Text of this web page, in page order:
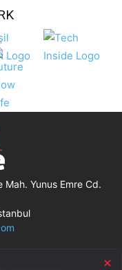
Mah. Yunus Emre Cd.